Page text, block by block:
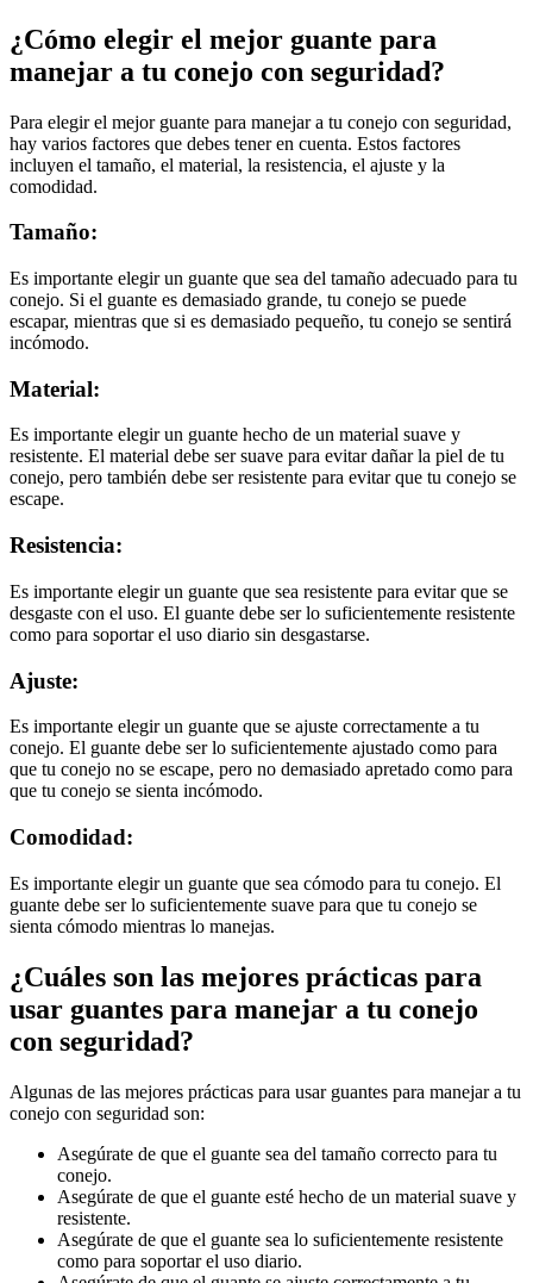
¿Cómo elegir el mejor guante para
manejar a tu conejo con seguridad?
Para elegir el mejor guante para manejar a tu conejo con seguridad,
hay varios factores que debes tener en cuenta. Estos factores
incluyen el tamaño, el material, la resistencia, el ajuste y la
comodidad.
Tamaño:
Es importante elegir un guante que sea del tamaño adecuado para tu
conejo. Si el guante es demasiado grande, tu conejo se puede
escapar, mientras que si es demasiado pequeño, tu conejo se sentirá
incómodo.
Material:
Es importante elegir un guante hecho de un material suave y
resistente. El material debe ser suave para evitar dañar la piel de tu
conejo, pero también debe ser resistente para evitar que tu conejo se
escape.
Resistencia:
Es importante elegir un guante que sea resistente para evitar que se
desgaste con el uso. El guante debe ser lo suficientemente resistente
como para soportar el uso diario sin desgastarse.
Ajuste:
Es importante elegir un guante que se ajuste correctamente a tu
conejo. El guante debe ser lo suficientemente ajustado como para
que tu conejo no se escape, pero no demasiado apretado como para
que tu conejo se sienta incómodo.
Comodidad:
Es importante elegir un guante que sea cómodo para tu conejo. El
guante debe ser lo suficientemente suave para que tu conejo se
sienta cómodo mientras lo manejas.
¿Cuáles son las mejores prácticas para
usar guantes para manejar a tu conejo
con seguridad?
Algunas de las mejores prácticas para usar guantes para manejar a tu
conejo con seguridad son:
Asegúrate de que el guante sea del tamaño correcto para tu
conejo.
Asegúrate de que el guante esté hecho de un material suave y
resistente.
Asegúrate de que el guante sea lo suficientemente resistente
como para soportar el uso diario.